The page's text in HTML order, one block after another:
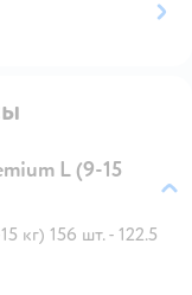
L (9-15
кг) 156 шт. - 122.5